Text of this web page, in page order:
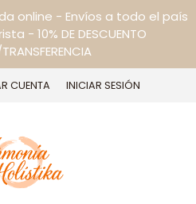
online - Envíos a todo el país
- 10% DE DESCUENTO
CUENTA INICIAR SESIÓN